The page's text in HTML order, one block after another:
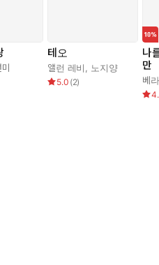
테오
앨런 레비, 노지양
5.0 (2)
나
만
베